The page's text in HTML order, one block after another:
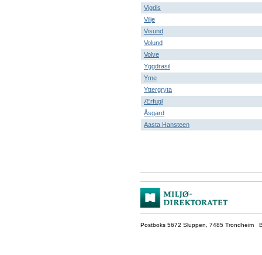
Vigdis
Vilje
Visund
Volund
Volve
Yggdrasil
Yme
Yttergryta
Ærfugl
Åsgard
Aasta Hansteen
Postboks 5672 Sluppen, 7485 Trondheim